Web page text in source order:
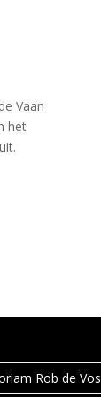
Vaan
het
Rob de Vos